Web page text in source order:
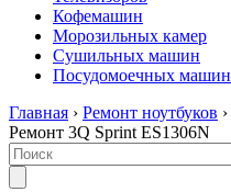
Кофемашин
Морозильных камер
Сушильных машин
Посудомоечных машин
Главная › Ремонт ноутбуков ›
Ремонт 3Q Sprint ES1306N